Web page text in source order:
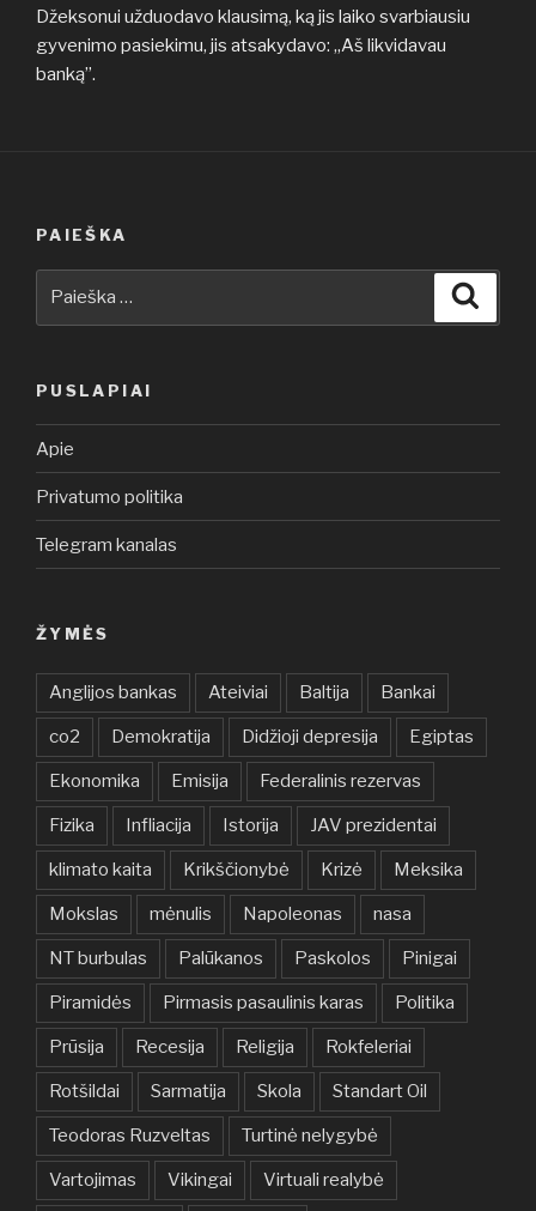
Džeksonui užduodavo klausimą, ką jis laiko svarbiausiu
gyvenimo pasiekimu, jis atsakydavo: „Aš likvidavau
banką”.
PAIEŠKA
PUSLAPIAI
Apie
Privatumo politika
Telegram kanalas
ŽYMĖS
Anglijos bankas Ateiviai Baltija Bankai
co2 Demokratija Didžioji depresija Egiptas
Ekonomika Emisija Federalinis rezervas
Fizika Infliacija Istorija JAV prezidentai
klimato kaita Krikščionybė Krizė Meksika
Mokslas mėnulis Napoleonas nasa
NT burbulas Palūkanos Paskolos Pinigai
Piramidės Pirmasis pasaulinis karas Politika
Prūsija Recesija Religija Rokfeleriai
Rotšildai Sarmatija Skola Standart Oil
Teodoras Ruzveltas Turtinė nelygybė
Vartojimas Vikingai Virtuali realybė